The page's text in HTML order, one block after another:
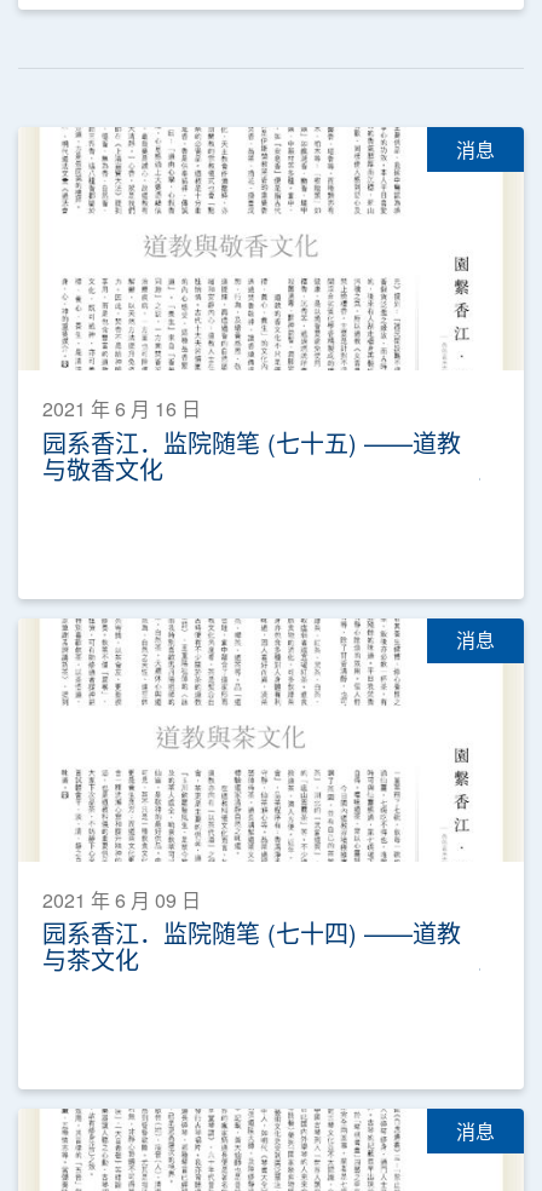
消息
2021 年 6 月 16 日
园系香江．监院随笔 (七十五) ——道教
与敬香文化
消息
2021 年 6 月 09 日
园系香江．监院随笔 (七十四) ——道教
与茶文化
消息